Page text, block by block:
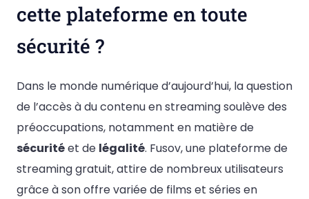
cette plateforme en toute
sécurité ?
Dans le monde numérique d’aujourd’hui, la question
de l’accès à du contenu en streaming soulève des
préoccupations, notamment en matière de
sécuritéet de légalité. Fusov, une plateforme de
streaming gratuit, attire de nombreux utilisateurs
grâce à son offre variée de films et séries en